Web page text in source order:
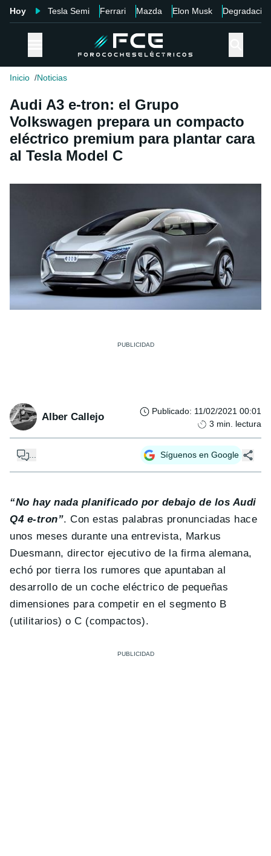
Hoy Tesla Semi Ferrari Mazda Elon Musk Degradación
Inicio Noticias
Audi A3 e-tron: el Grupo
Volkswagen prepara un compacto
eléctrico premium para plantar cara
al Tesla Model C
Alber Callejo Publicado: 11/02/2021 00:01
3 min. lectura
... Síguenos en Google
“No hay nada planificado por debajo de los Audi
Q4 e-tron”. Con estas palabras pronunciadas hace
unos meses durante una entrevista, Markus
Duesmann, director ejecutivo de la firma alemana,
echó por tierra los rumores que apuntaban al
desarrollo de un coche eléctrico de pequeñas
dimensiones para competir en el segmento B
(utilitarios) o C (compactos).